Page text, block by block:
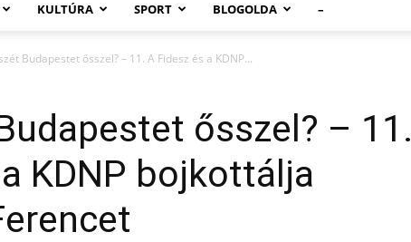
KULTÚRA SPORT BLOGOLDA –
Budapestet ősszel? – 11. A Fidesz és a KDNP...
ősszel? – 11.
KDNP bojkottálja